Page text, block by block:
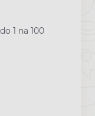
1 na 100